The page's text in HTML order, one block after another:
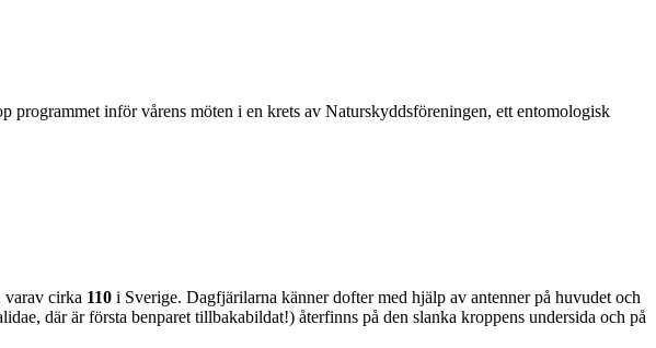
inför vårens möten i en krets av Naturskyddsföreningen, ett entomologisk
varav cirka 110 i Sverige. Dagfjärilarna känner dofter med hjälp av antenner på huvudet och
där är första benparet tillbakabildat!) återfinns på den slanka kroppens undersida och på